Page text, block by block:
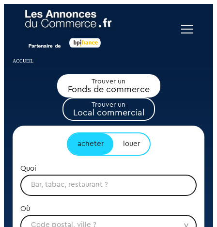
ACCUEIL
Trouver un
Fonds de commerce
Trouver un
Local commercial
acheter louer
Quoi
Où
Panneau de gestion des cookies